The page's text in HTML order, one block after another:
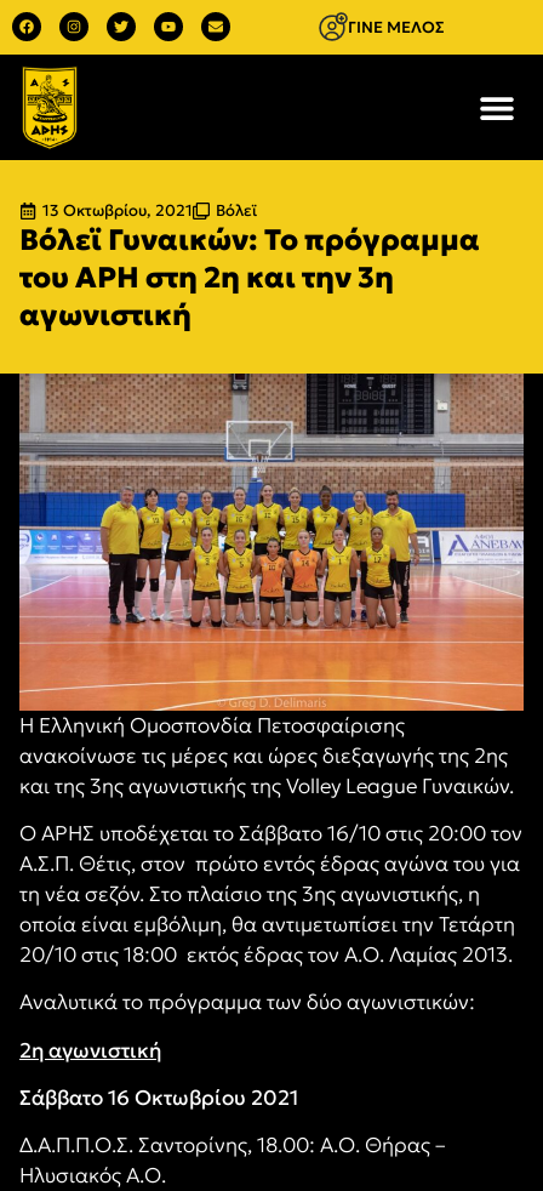
ΓΙΝΕ ΜΕΛΟΣ
13 Οκτωβρίου, 2021 Βόλεϊ
Βόλεϊ Γυναικών: Το πρόγραμμα
του ΑΡΗ στη 2η και την 3η
αγωνιστική
Η Ελληνική Ομοσπονδία Πετοσφαίρισης
ανακοίνωσε τις μέρες και ώρες διεξαγωγής της 2ης
και της 3ης αγωνιστικής της Volley League Γυναικών.
Ο ΑΡΗΣ υποδέχεται το Σάββατο 16/10 στις 20:00 τον
Α.Σ.Π. Θέτις, στον πρώτο εντός έδρας αγώνα του για
τη νέα σεζόν. Στο πλαίσιο της 3ης αγωνιστικής, η
οποία είναι εμβόλιμη, θα αντιμετωπίσει την Τετάρτη
20/10 στις 18:00 εκτός έδρας τον Α.Ο. Λαμίας 2013.
Αναλυτικά το πρόγραμμα των δύο αγωνιστικών:
2η αγωνιστική
Σάββατο 16 Οκτωβρίου 2021
Δ.Α.Π.Π.Ο.Σ. Σαντορίνης, 18.00: Α.Ο. Θήρας –
Ηλυσιακός Α.Ο.